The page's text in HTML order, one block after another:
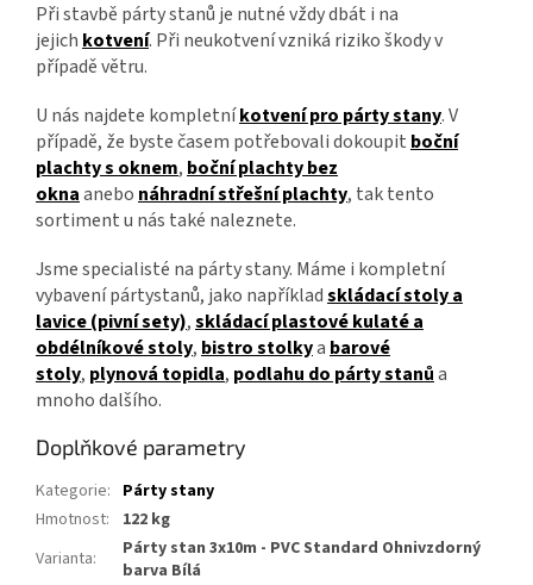
Při stavbě párty stanů je nutné vždy dbát i na
jejich kotvení. Při neukotvení vzniká riziko škody v
případě větru.
U nás najdete kompletníkotvení pro párty stany. V
případě, že byste časem potřebovali dokoupit boční
plachty s oknem, boční plachty bez
oknaanebo náhradní střešní plachty, tak tento
sortiment u nás také naleznete.
Jsme specialisté na párty stany. Máme i kompletní
vybavení pártystanů, jako napříkladskládací stoly a
lavice (pivní sety),skládací plastové kulaté a
obdélníkové stoly, bistro stolkya barové
stoly, plynová topidla, podlahu do párty stanůa
mnoho dalšího.
Doplňkové parametry
Kategorie: Párty stany
Hmotnost:
122 kg
Varianta:
Párty stan 3x10m - PVC Standard Ohnivzdorný
barva Bílá